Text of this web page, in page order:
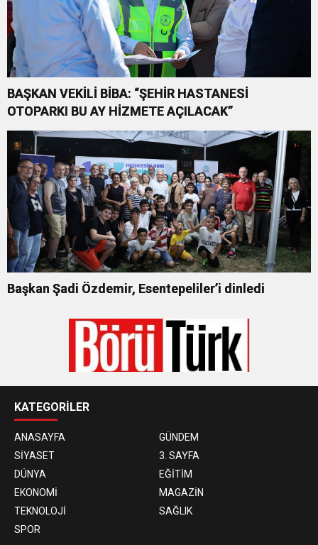
BAŞKAN VEKİLİ BİBA: “ŞEHİR HASTANESİ
OTOPARKI BU AY HİZMETE AÇILACAK”
Başkan Şadi Özdemir, Esentepeliler’i dinledi
KATEGORİLER
ANASAYFA
GÜNDEM
SİYASET
3. SAYFA
DÜNYA
EĞİTİM
EKONOMİ
MAGAZİN
TEKNOLOJİ
SAĞLIK
SPOR